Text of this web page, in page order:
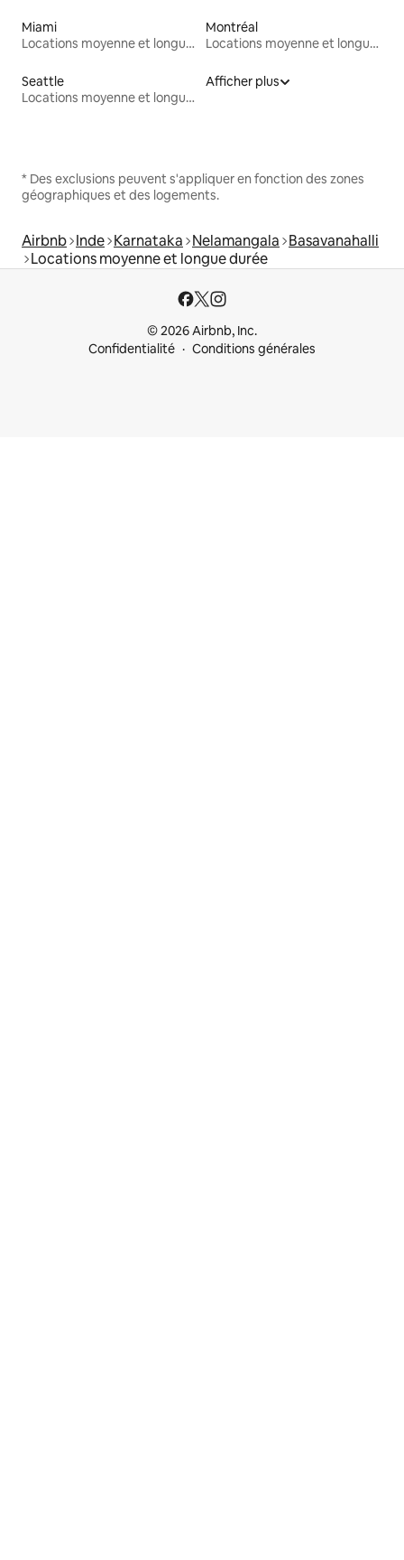
Miami
Locations moyenne et longue durée
Montréal
Locations moyenne et longue durée
Seattle
Locations moyenne et longue durée
Afficher plus
* Des exclusions peuvent s'appliquer en fonction des zones
géographiques et des logements.
Airbnb Inde Karnataka Nelamangala Basavanahalli
Locations moyenne et longue durée
© 2026 Airbnb, Inc.
Confidentialité
Conditions générales